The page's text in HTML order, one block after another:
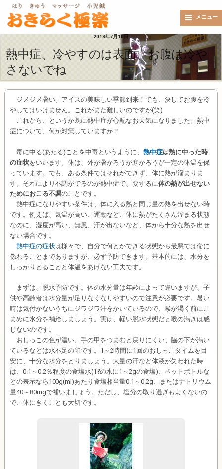
メニュー
2018年7月10日
熱中症、冷やすのは表面、お腹は冷や
さないでね
ジメジメ暑い、アイスの美味しい季節到来！でも、決してお腹を冷
やしてはいけません。これがまた難しいのですが(笑)
これから、というか既に熱中症が心配なお天気になりました。熱中
症について、何か対策していますか？
毒に中る(あたる)ことを中毒というように、 熱中症は熱に中った時
の症状をいいます。体は、外が暑かろうが寒かろうが一定の体温を保
っています。でも、ある条件ではそれができず、体に熱が溜まりま
す。それにより不調がでるのが熱中症で、要するに体の熱が出せない
ためにおこる不調のことです。
熱中症になりやすい条件は、体に入る熱と同じ量の熱を出せない時
です。例えば、気温が高い、運動など、体に熱がたくさん溜まる状態
なのに、湿度が高い、無風、汗が出ないなど、体から十分な熱を出せ
ない場合です。
熱中症の症状は様々で、自分で何とかできる状態から最悪では命に
係わることまでありますが、必ず予防できます。基本的には、水分を
しっかりとることと体温をあげない工夫です。
まずは、脱水予防です。体の水分量は年齢によって違いますが、子
供や高齢者は水分量が足りなくなりやすいので注意が必要です。暑い
時は気付かないうちにジワジワ汗をかいているので、喉が渇く前にこ
まめに水分を補給しましょう。実は、軽い脱水状態だと喉の渇きは感
じないのです。
おしっこの色が濃い、手の甲をつまむと戻りにくい、脇の下が渇い
ているなどは水不足の印です。1～2時間に1回のおしっこタイムを目
安に、十分な水分をとりましょう。大量の汗など体液が失われた時
は、0.1～0.2％程度の食塩水(1ℓの水に1～2gの食塩)、ペットボトルな
どの表示なら100g(ml)あたり食塩相当量0.1～0.2g、またはナトリウム
量40～80mgで補いましょう。ただし、塩分の取り過ぎもよくないの
で、体にきくことも大切です。